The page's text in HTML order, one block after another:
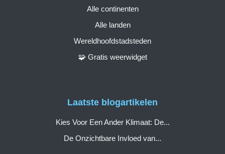
Alle continenten
Alle landen
Wereldhoofdstadsteden
🧩 Gratis weerwidget
Laatste blogartikelen
Kies Voor Een Ander Klimaat: De...
De Onzichtbare Invloed van...